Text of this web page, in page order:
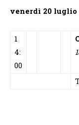
venerdì 20 luglio
1
4:
00